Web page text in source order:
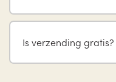
Is verzending gratis?